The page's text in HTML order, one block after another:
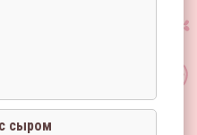
сыром